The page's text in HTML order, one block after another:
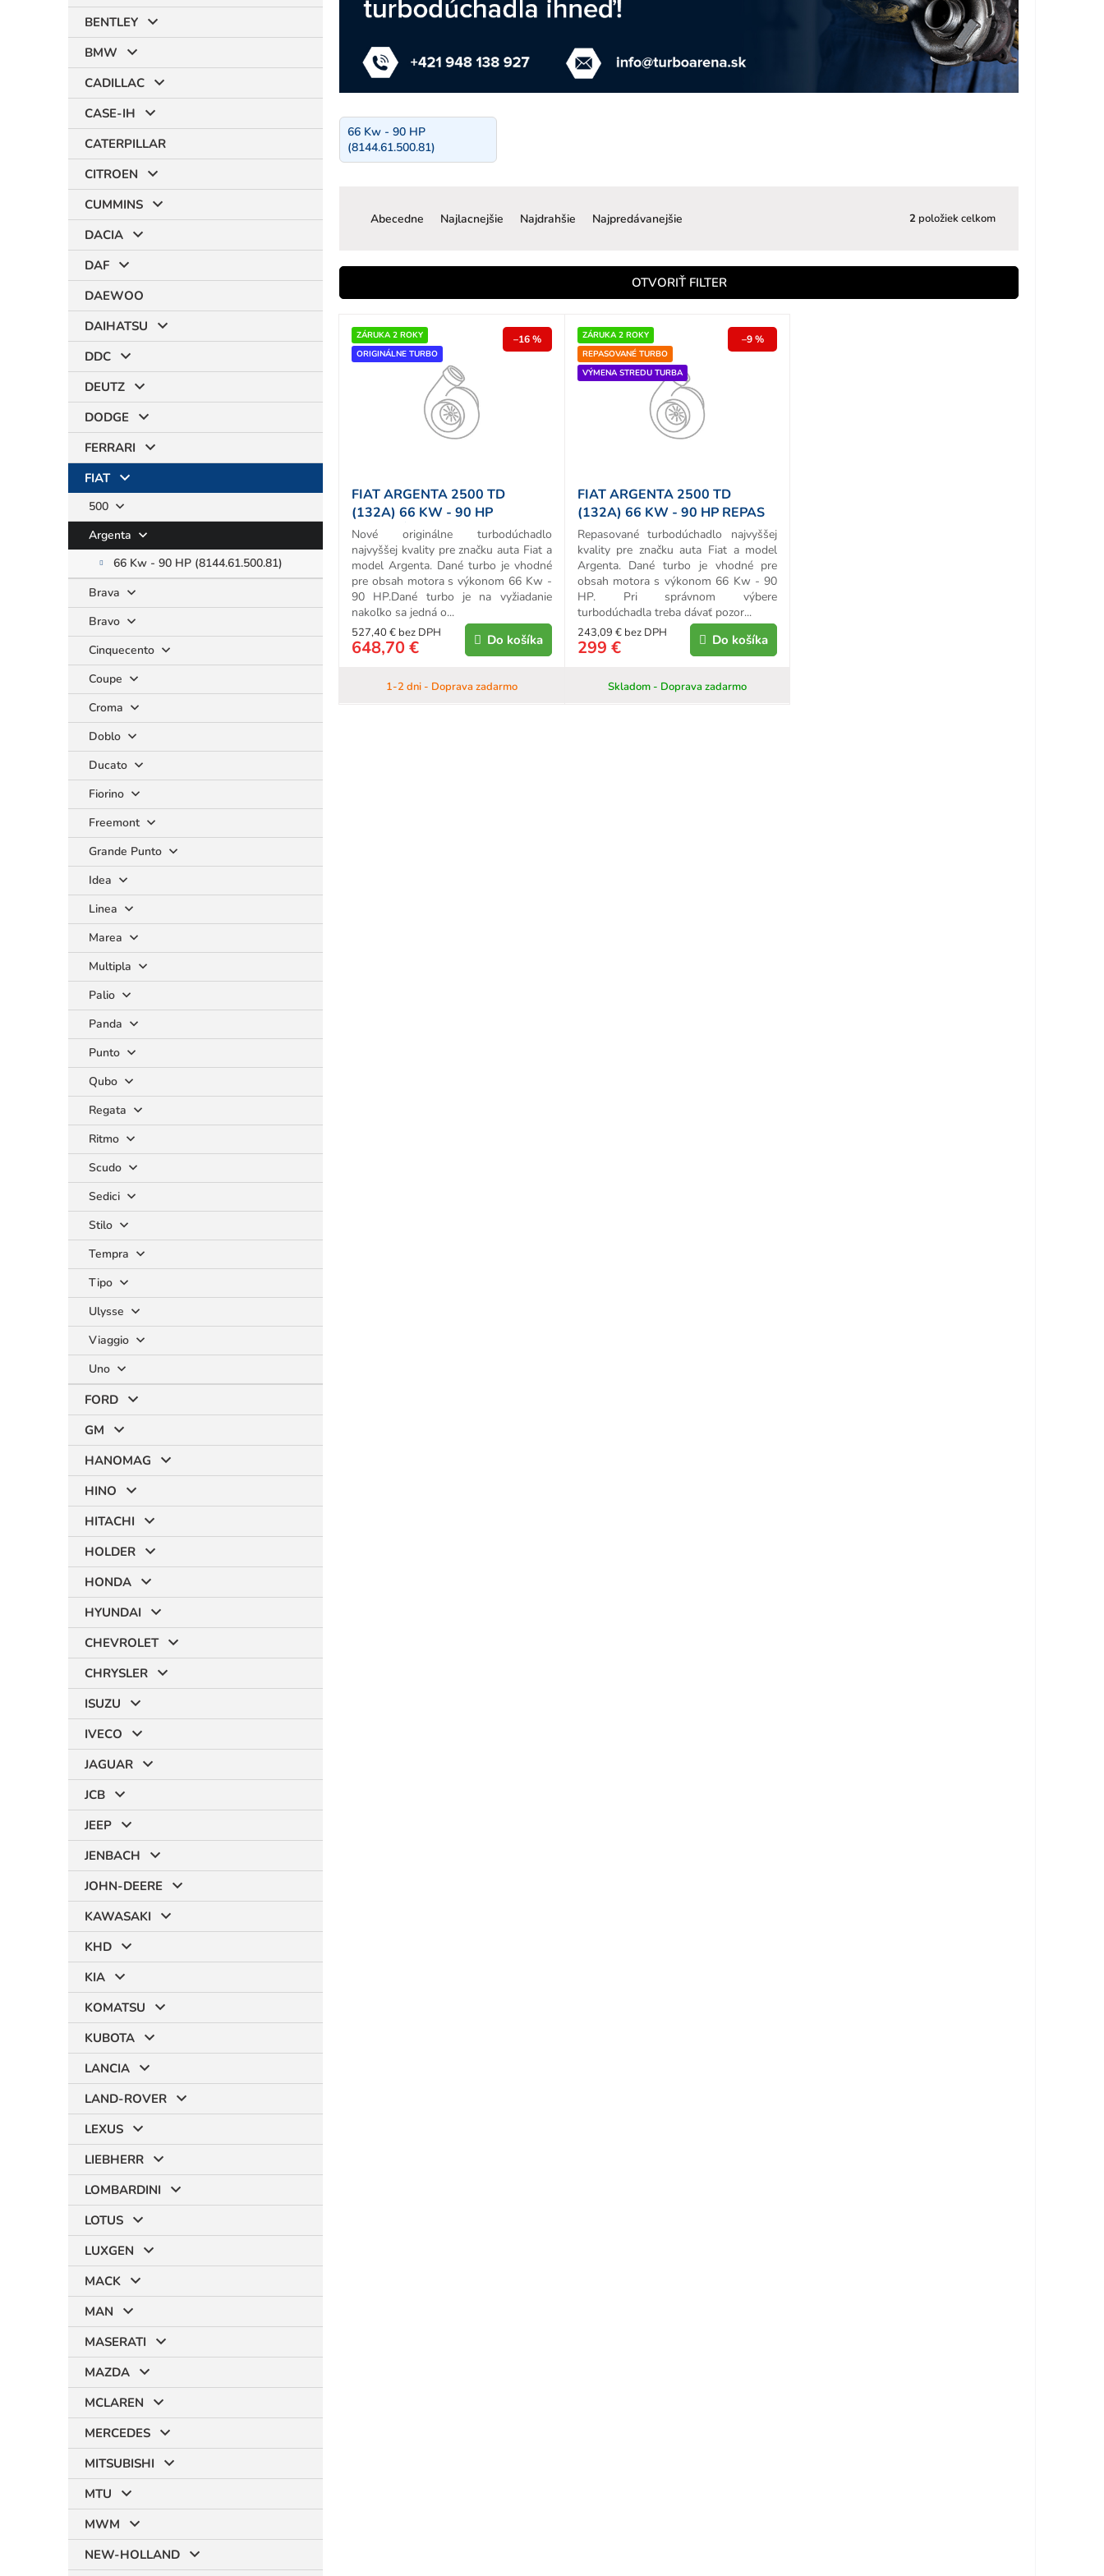
BENTLEY
BMW
CADILLAC
CASE-IH
CATERPILLAR
CITROEN
CUMMINS
DACIA
DAF
DAEWOO
DAIHATSU
DDC
DEUTZ
DODGE
FERRARI
FIAT
500
Argenta
66 Kw - 90 HP (8144.61.500.81)
Brava
Bravo
Cinquecento
Coupe
Croma
Doblo
Ducato
Fiorino
Freemont
Grande Punto
Idea
Linea
Marea
Multipla
Palio
Panda
Punto
Qubo
Regata
Ritmo
Scudo
Sedici
Stilo
Tempra
Tipo
Ulysse
Viaggio
Uno
FORD
GM
HANOMAG
HINO
HITACHI
HOLDER
HONDA
HYUNDAI
CHEVROLET
CHRYSLER
ISUZU
IVECO
JAGUAR
JCB
JEEP
JENBACH
JOHN-DEERE
KAWASAKI
KHD
KIA
KOMATSU
KUBOTA
LANCIA
LAND-ROVER
LEXUS
LIEBHERR
LOMBARDINI
LOTUS
LUXGEN
MACK
MAN
MASERATI
MAZDA
MCLAREN
MERCEDES
MITSUBISHI
MTU
MWM
NEW-HOLLAND
66 Kw - 90 HP
(8144.61.500.81)
n
p
r
o
Abecedne Najlacnejšie Najdrahšie Najpredávanejšie 2 položiek celkom
OTVORIŤ FILTER
ZÁRUKA 2 ROKY
ORIGINÁLNE TURBO
–16 %
FIAT ARGENTA 2500 TD
(132A) 66 KW - 90 HP
ORIGINÁL TURBO
1-2 dni - Doprava zadarmo
527,40 € bez DPH
648,70 € Do košíka
Nové originálne turbodúchadlo
najvyššej kvality pre značku auta Fiat a
model Argenta. Dané turbo je vhodné
pre obsah motora s výkonom 66 Kw -
90 HP.Dané turbo je na vyžiadanie
nakoľko sa jedná o...
ZÁRUKA 2 ROKY
REPASOVANÉ TURBO
VÝMENA STREDU TURBA
–9 %
FIAT ARGENTA 2500 TD
(132A) 66 KW - 90 HP REPAS
TURBA
Skladom - Doprava zadarmo
243,09 € bez DPH
299 € Do košíka
Repasované turbodúchadlo najvyššej
kvality pre značku auta Fiat a model
Argenta. Dané turbo je vhodné pre
obsah motora s výkonom 66 Kw - 90
HP. Pri správnom výbere
turbodúchadla treba dávať pozor...